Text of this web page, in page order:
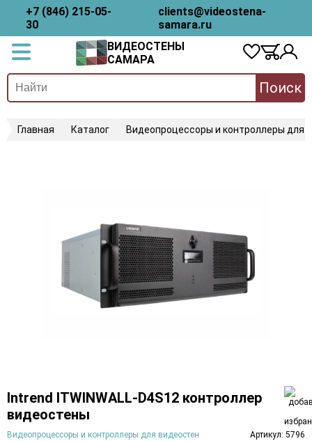
+7 (846) 215-05-
30
clients@videostena-
samara.ru
ВИДЕОСТЕНЫ
САМАРА
Поиск
Главная Каталог Видеопроцессоры и контроллеры для
Intrend ITWINWALL-D4S12 контроллер
видеостены
Видеопроцессоры и контроллеры для видеостен Артикул: 5796